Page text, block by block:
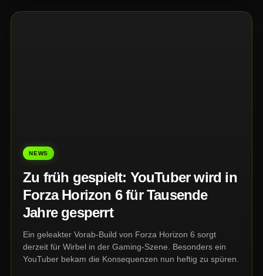
NEWS
Zu früh gespielt: YouTuber wird in
Forza Horizon 6 für Tausende
Jahre gesperrt
Ein geleakter Vorab-Build von Forza Horizon 6 sorgt
derzeit für Wirbel in der Gaming-Szene. Besonders ein
YouTuber bekam die Konsequenzen nun heftig zu spüren.